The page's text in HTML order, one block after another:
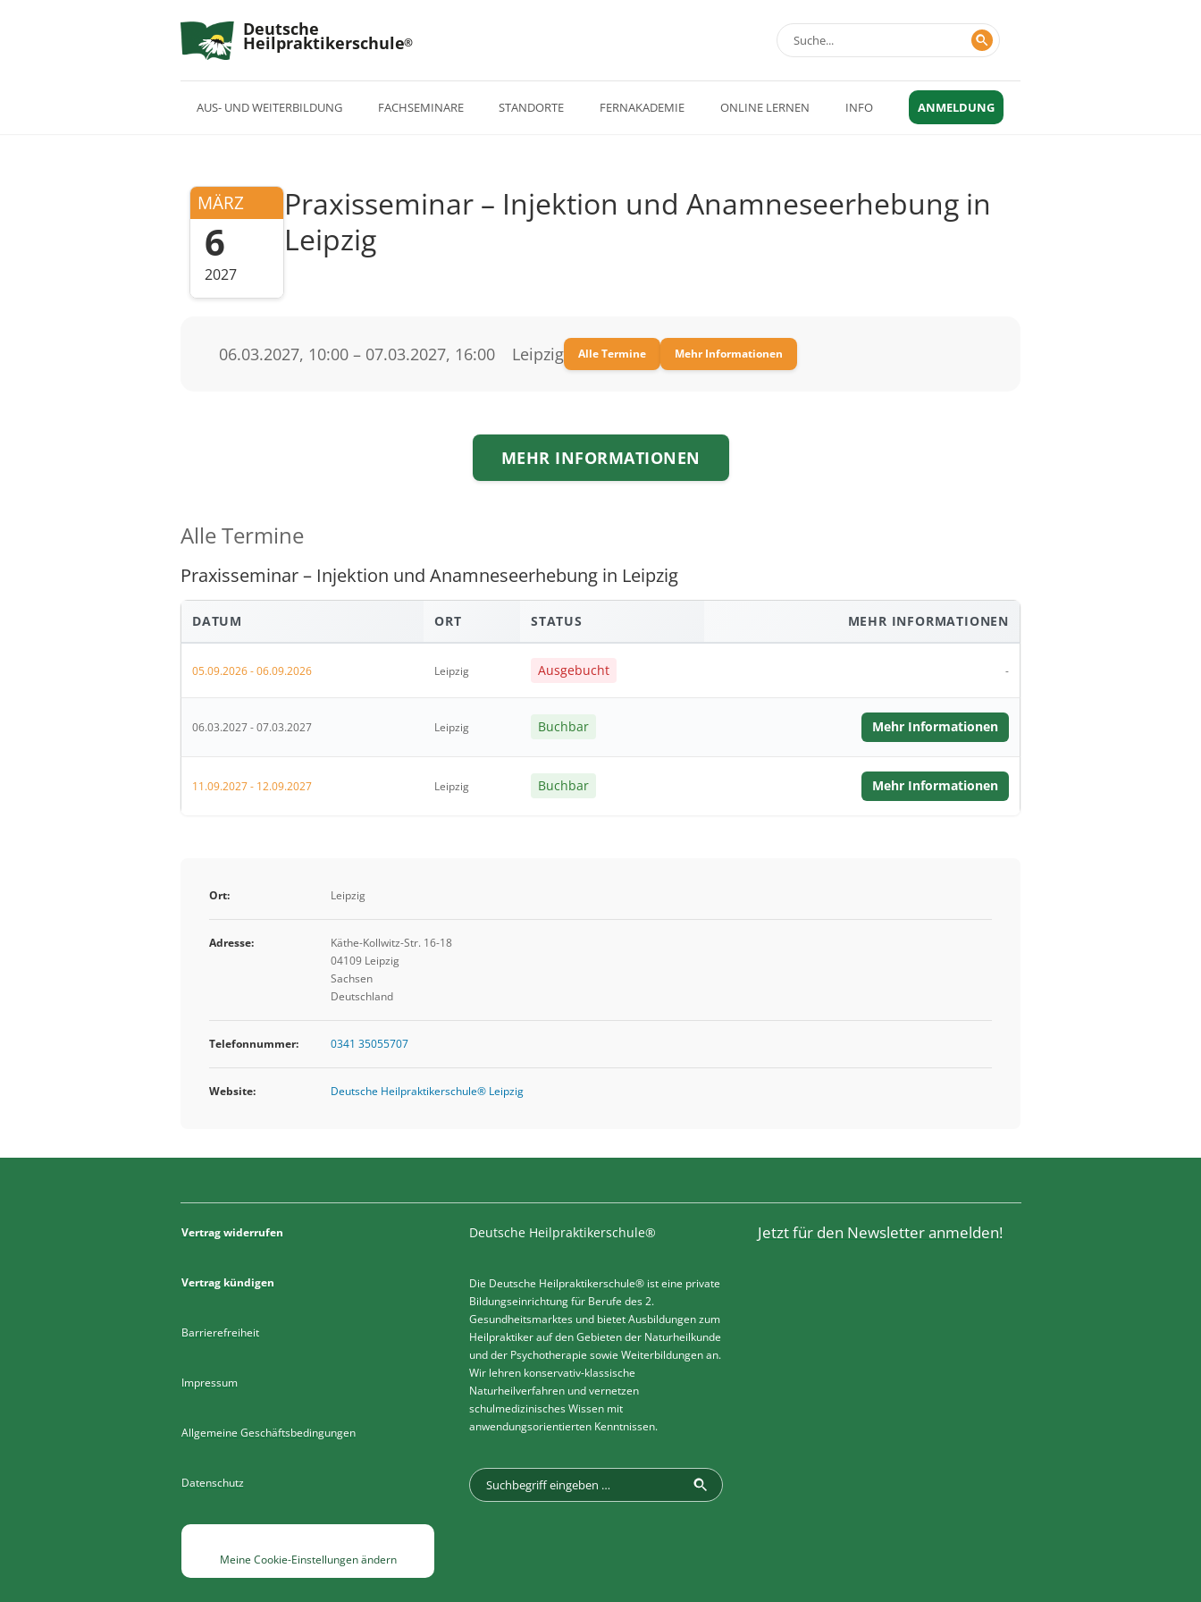
Deutsche
Heilpraktikerschule
AUS- UND WEITERBILDUNG FACHSEMINARE STANDORTE FERNAKADEMIE ONLINE LERNEN INFO ANMELDUNG
MÄRZ
6
2027
Praxisseminar – Injektion und Anamneseerhebung in
Leipzig
06.03.2027, 10:00 – 07.03.2027, 16:00 Leipzig Alle Termine Mehr Informationen
MEHR INFORMATIONEN
Alle Termine
Praxisseminar – Injektion und Anamneseerhebung in Leipzig
DATUM ORT STATUS MEHR INFORMATIONEN
05.09.2026 - 06.09.2026 Leipzig Ausgebucht -
06.03.2027 - 07.03.2027 Leipzig Buchbar Mehr Informationen
11.09.2027 - 12.09.2027 Leipzig Buchbar Mehr Informationen
Ort: Leipzig
Adresse:
Käthe-Kollwitz-Str. 16-18
04109 Leipzig
Sachsen
Deutschland
Telefonnummer: 0341 35055707
Website: Deutsche Heilpraktikerschule® Leipzig
Vertrag widerrufen
Vertrag kündigen
Barrierefreiheit
Impressum
Allgemeine Geschäftsbedingungen
Datenschutz
Meine Cookie-Einstellungen ändern
Deutsche Heilpraktikerschule®
Die Deutsche Heilpraktikerschule® ist eine private
Bildungseinrichtung für Berufe des 2.
Gesundheitsmarktes und bietet Ausbildungen zum
Heilpraktiker auf den Gebieten der Naturheilkunde
und der Psychotherapie sowie Weiterbildungen an.
Wir lehren konservativ-klassische
Naturheilverfahren und vernetzen
schulmedizinisches Wissen mit
anwendungsorientierten Kenntnissen.
Jetzt für den Newsletter anmelden!